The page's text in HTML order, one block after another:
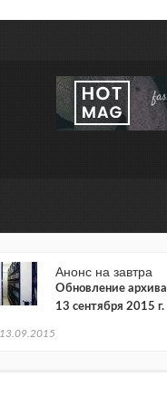
Анонс на завтра
Обновление архива
13 сентября 2015 г.
13.09.2015